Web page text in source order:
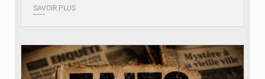
SAVOIR PLUS